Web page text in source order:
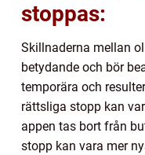
stoppas:
Skillnaderna mellan
betydande och bör
temporära och
rättsliga stopp kan
appen tas bort från
stopp kan vara mer